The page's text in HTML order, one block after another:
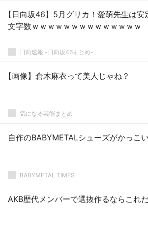
【日向坂46】5月グリカ！愛萌先生は安
文字数ｗｗｗｗｗｗｗｗｗｗｗｗｗｗ
日向速報 -日向坂46まとめ-
【画像】倉木麻衣って美人じゃね？
気になる芸能まとめ
自作のBABYMETALシューズがかっこ
BABYMETAL TIMES
AKB歴代メンバーで選抜作るならこれ